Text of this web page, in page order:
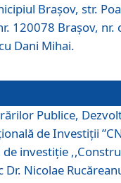
Braşov, str.
120078 Brașov, nr.
Dani Mihai.
Publice,
de Investiţii
investiţie
Dr. Nicolae